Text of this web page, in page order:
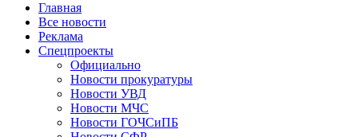
Главная
Все новости
Реклама
Спецпроекты
Официально
Новости прокуратуры
Новости УВД
Новости МЧС
Новости ГОЧСиПБ